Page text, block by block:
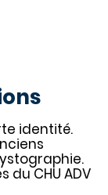
identité.
CHU ADV